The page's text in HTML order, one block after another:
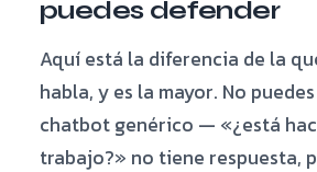
puedes defender
Aquí está la diferencia de la
habla, y es la mayor. No
chatbot genérico — «¿está
trabajo?» no tiene respuesta,